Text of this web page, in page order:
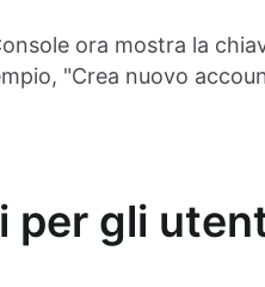
ora mostra la
"Crea nuovo
per gli